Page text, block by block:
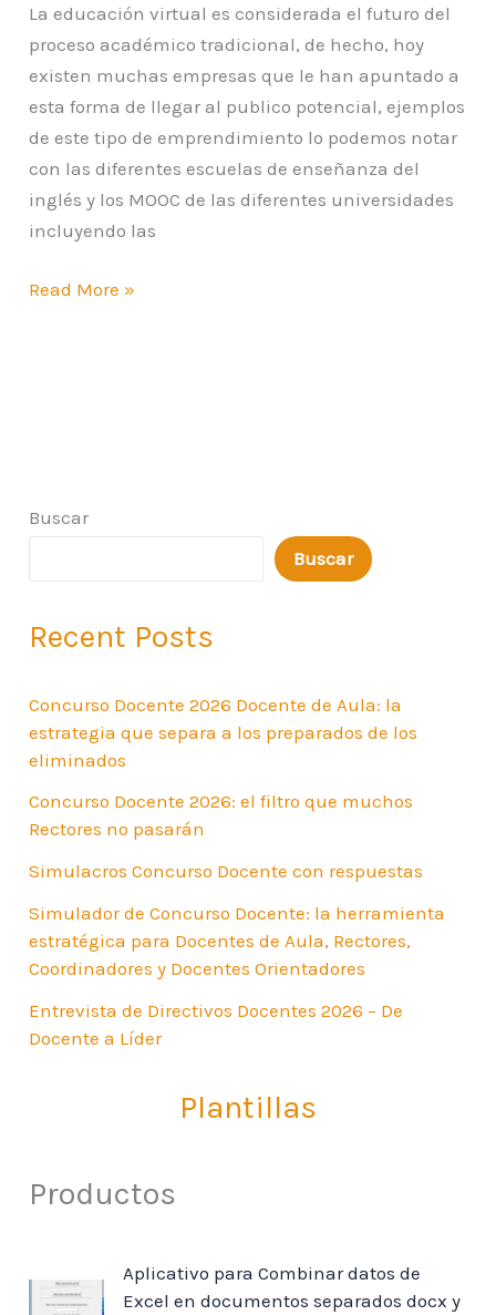
La educación virtual es considerada el futuro del
proceso académico tradicional, de hecho, hoy
existen muchas empresas que le han apuntado a
esta forma de llegar al publico potencial, ejemplos
de este tipo de emprendimiento lo podemos notar
con las diferentes escuelas de enseñanza del
inglés y los MOOC de las diferentes universidades
incluyendo las
Read More »
Buscar
Buscar
Recent Posts
Concurso Docente 2026 Docente de Aula: la
estrategia que separa a los preparados de los
eliminados
Concurso Docente 2026: el filtro que muchos
Rectores no pasarán
Simulacros Concurso Docente con respuestas
Simulador de Concurso Docente: la herramienta
estratégica para Docentes de Aula, Rectores,
Coordinadores y Docentes Orientadores
Entrevista de Directivos Docentes 2026 – De
Docente a Líder
Plantillas
Productos
Aplicativo para Combinar datos de
Excel en documentos separados docx y